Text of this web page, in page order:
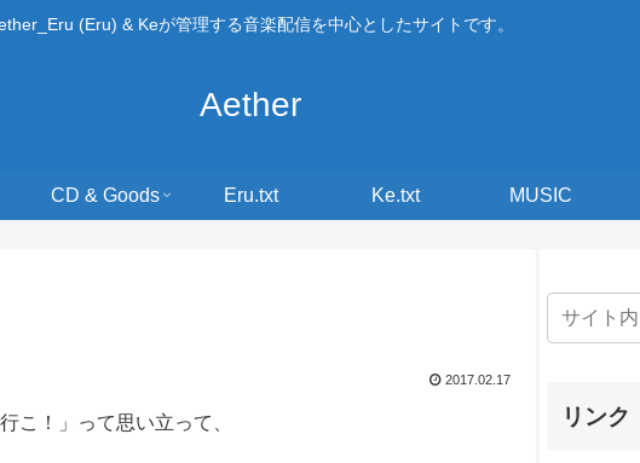
(Eru) & Keが管理する音楽配信を中心としたサイトです。
Aether
CD & Goods Eru.txt Ke.txt MUSIC
2017.02.17
こ！」って思い立って、
リンク